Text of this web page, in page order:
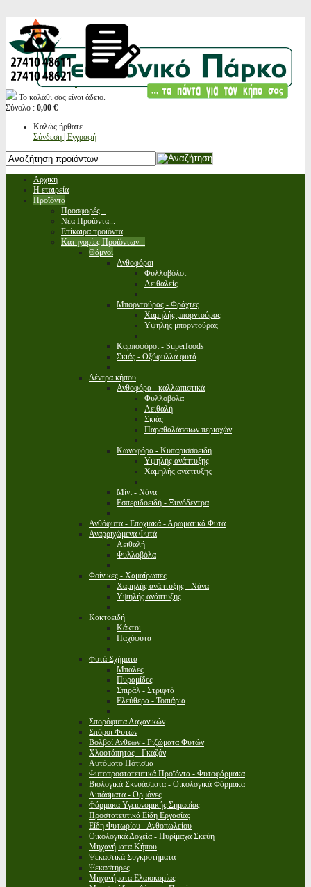
Το καλάθι σας είναι άδειο.
Σύνολο : 0,00 €
Καλώς ήρθατε
Σύνδεση | Εγγραφή
Αρχική
Η εταιρεία
Προϊόντα
Προσφορές...
Νέα Προϊόντα...
Επίκαιρα προϊόντα
Κατηγορίες Προϊόντων...
Θάμνοι
Ανθοφόροι
Φυλλοβόλοι
Αειθαλείς
Μπορντούρας - Φράχτες
Χαμηλής μπορντούρας
Υψηλής μπορντούρας
Καρποφόροι - Superfoods
Σκιάς - Οξύφυλλα φυτά
Δέντρα κήπου
Ανθοφόρα - καλλωπιστικά
Φυλλοβόλα
Αειθαλή
Σκιάς
Παραθαλάσσιων περιοχών
Κωνοφόρα - Κυπαρισσοειδή
Υψηλής ανάπτυξης
Χαμηλής ανάπτυξης
Μίνι - Νάνα
Εσπεριδοειδή - Ξυνόδεντρα
Ανθόφυτα - Εποχιακά - Αρωματικά Φυτά
Αναρριχώμενα Φυτά
Αειθαλή
Φυλλοβόλα
Φοίνικες - Χαμαίρωπες
Χαμηλής ανάπτυξης - Νάνα
Υψηλής ανάπτυξης
Κακτοειδή
Κάκτοι
Παχύφυτα
Φυτά Σχήματα
Μπάλες
Πυραμίδες
Σπιράλ - Στριφτά
Ελεύθερα - Τοπιάρια
Σπορόφυτα Λαχανικών
Σπόροι Φυτών
Βολβοί Ανθεων - Ριζώματα Φυτών
Χλοοτάπητας - Γκαζόν
Αυτόματο Πότισμα
Φυτοπροστατευτικά Προϊόντα - Φυτοφάρμακα
Βιολογικά Σκευάσματα - Οικολογικά Φάρμακα
Λιπάσματα - Ορμόνες
Φάρμακα Υγειονομικής Σημασίας
Προστατευτικά Είδη Εργασίας
Είδη Φυτωρίου - Ανθοπωλείου
Οικολογικά Δοχεία - Πυρίμαχα Σκεύη
Μηχανήματα Κήπου
Ψεκαστικά Συγκροτήματα
Ψεκαστήρες
Μηχανήματα Ελαιοκομίας